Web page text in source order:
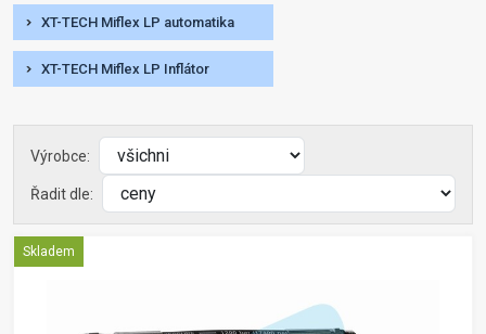
XT-TECH Miflex LP automatika
XT-TECH Miflex LP Inflátor
Výrobce:
Řadit dle:
Skladem